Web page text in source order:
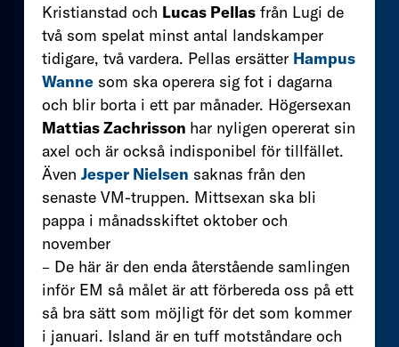
Kristianstad och Lucas Pellas från Lugi de
två som spelat minst antal landskamper
tidigare, två vardera. Pellas ersätter Hampus
Wanne som ska operera sig fot i dagarna
och blir borta i ett par månader. Högersexan
Mattias Zachrisson har nyligen opererat sin
axel och är också indisponibel för tillfället.
Även Jesper Nielsen saknas från den
senaste VM-truppen. Mittsexan ska bli
pappa i månadsskiftet oktober och
november
– De här är den enda återstående samlingen
inför EM så målet är att förbereda oss på ett
så bra sätt som möjligt för det som kommer
i januari. Island är en tuff motståndare och